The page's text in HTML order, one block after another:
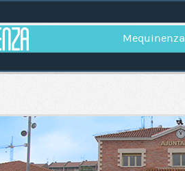
Mequinenza